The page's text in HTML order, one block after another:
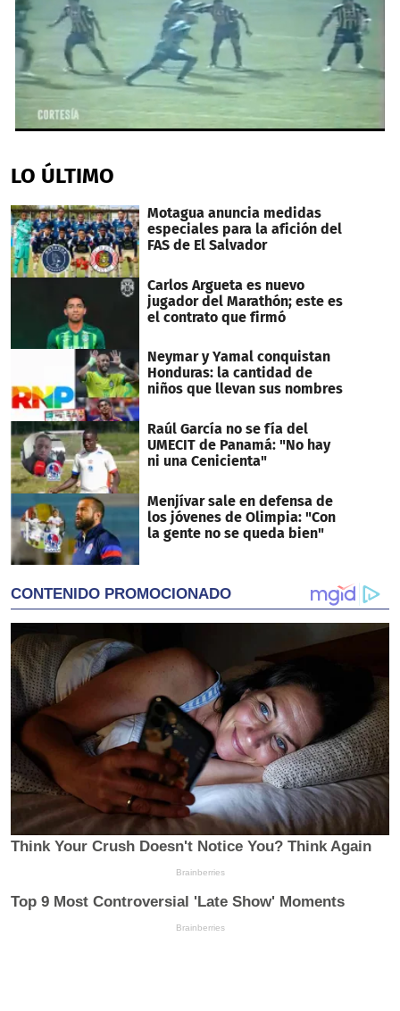
of
1
3
seconds
LO ÚLTIMO
Motagua anuncia medidas
especiales para la afición del
FAS de El Salvador
Carlos Argueta es nuevo
jugador del Marathón; este es
el contrato que firmó
Neymar y Yamal conquistan
Honduras: la cantidad de
niños que llevan sus nombres
Raúl García no se fía del
UMECIT de Panamá: "No hay
ni una Cenicienta"
Menjívar sale en defensa de
los jóvenes de Olimpia: "Con
la gente no se queda bien"